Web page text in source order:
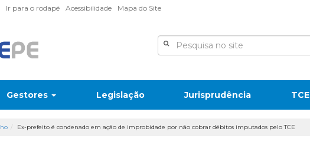
Ir para o rodapé Acessibilidade Mapa do Site
Gestores Legislação Jurisprudência TCE
Ex-prefeito é condenado em ação de improbidade por não cobrar débitos imputados pelo TCE